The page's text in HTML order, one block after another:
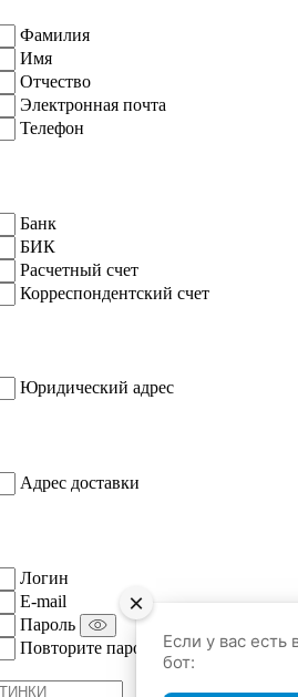
Фамилия
Имя
Отчество
Электронная почта
Телефон
Банк
БИК
Расчетный счет
Корреспондентский счет
Юридический адрес
Адрес доставки
Логин
E-mail
Пароль
Повторите пароль
есть вопросы, напишите нам в